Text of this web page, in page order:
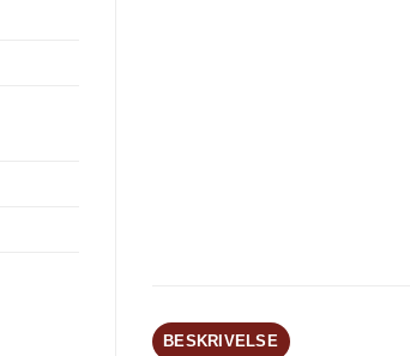
BESKRIVELSE